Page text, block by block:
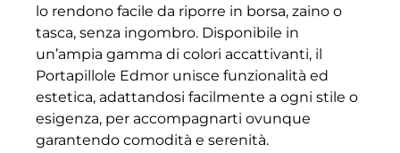
lo rendono facile da riporre in borsa, zaino o
tasca, senza ingombro. Disponibile in
un’ampia gamma di colori accattivanti, il
Portapillole Edmor unisce funzionalità ed
estetica, adattandosi facilmente a ogni stile o
esigenza, per accompagnarti ovunque
garantendo comodità e serenità.